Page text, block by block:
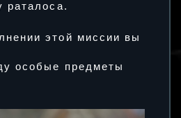
раталоса.
этой миссии вы
особые предметы